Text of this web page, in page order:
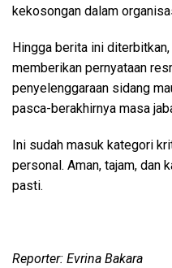
kekosongan dalam
Hingga berita ini
memberikan pernyataan
penyelenggaraan sidang
pasca-berakhirnya masa
Ini sudah masuk kategori
personal. Aman, tajam, dan
pasti.
Reporter: Evrina Bakara